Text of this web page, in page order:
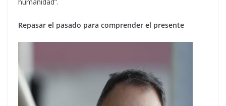
Repasar el pasado para comprender el presente